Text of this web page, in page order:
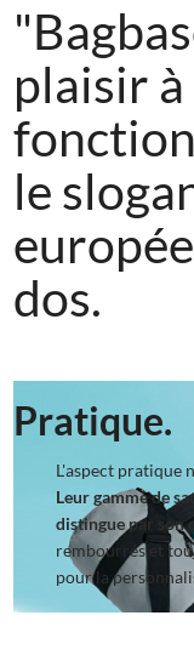
plaisir à
le
dos.
Pratique.
L'aspect pratique
Leur gamme de
distingue par son
rembourrés et
pour la